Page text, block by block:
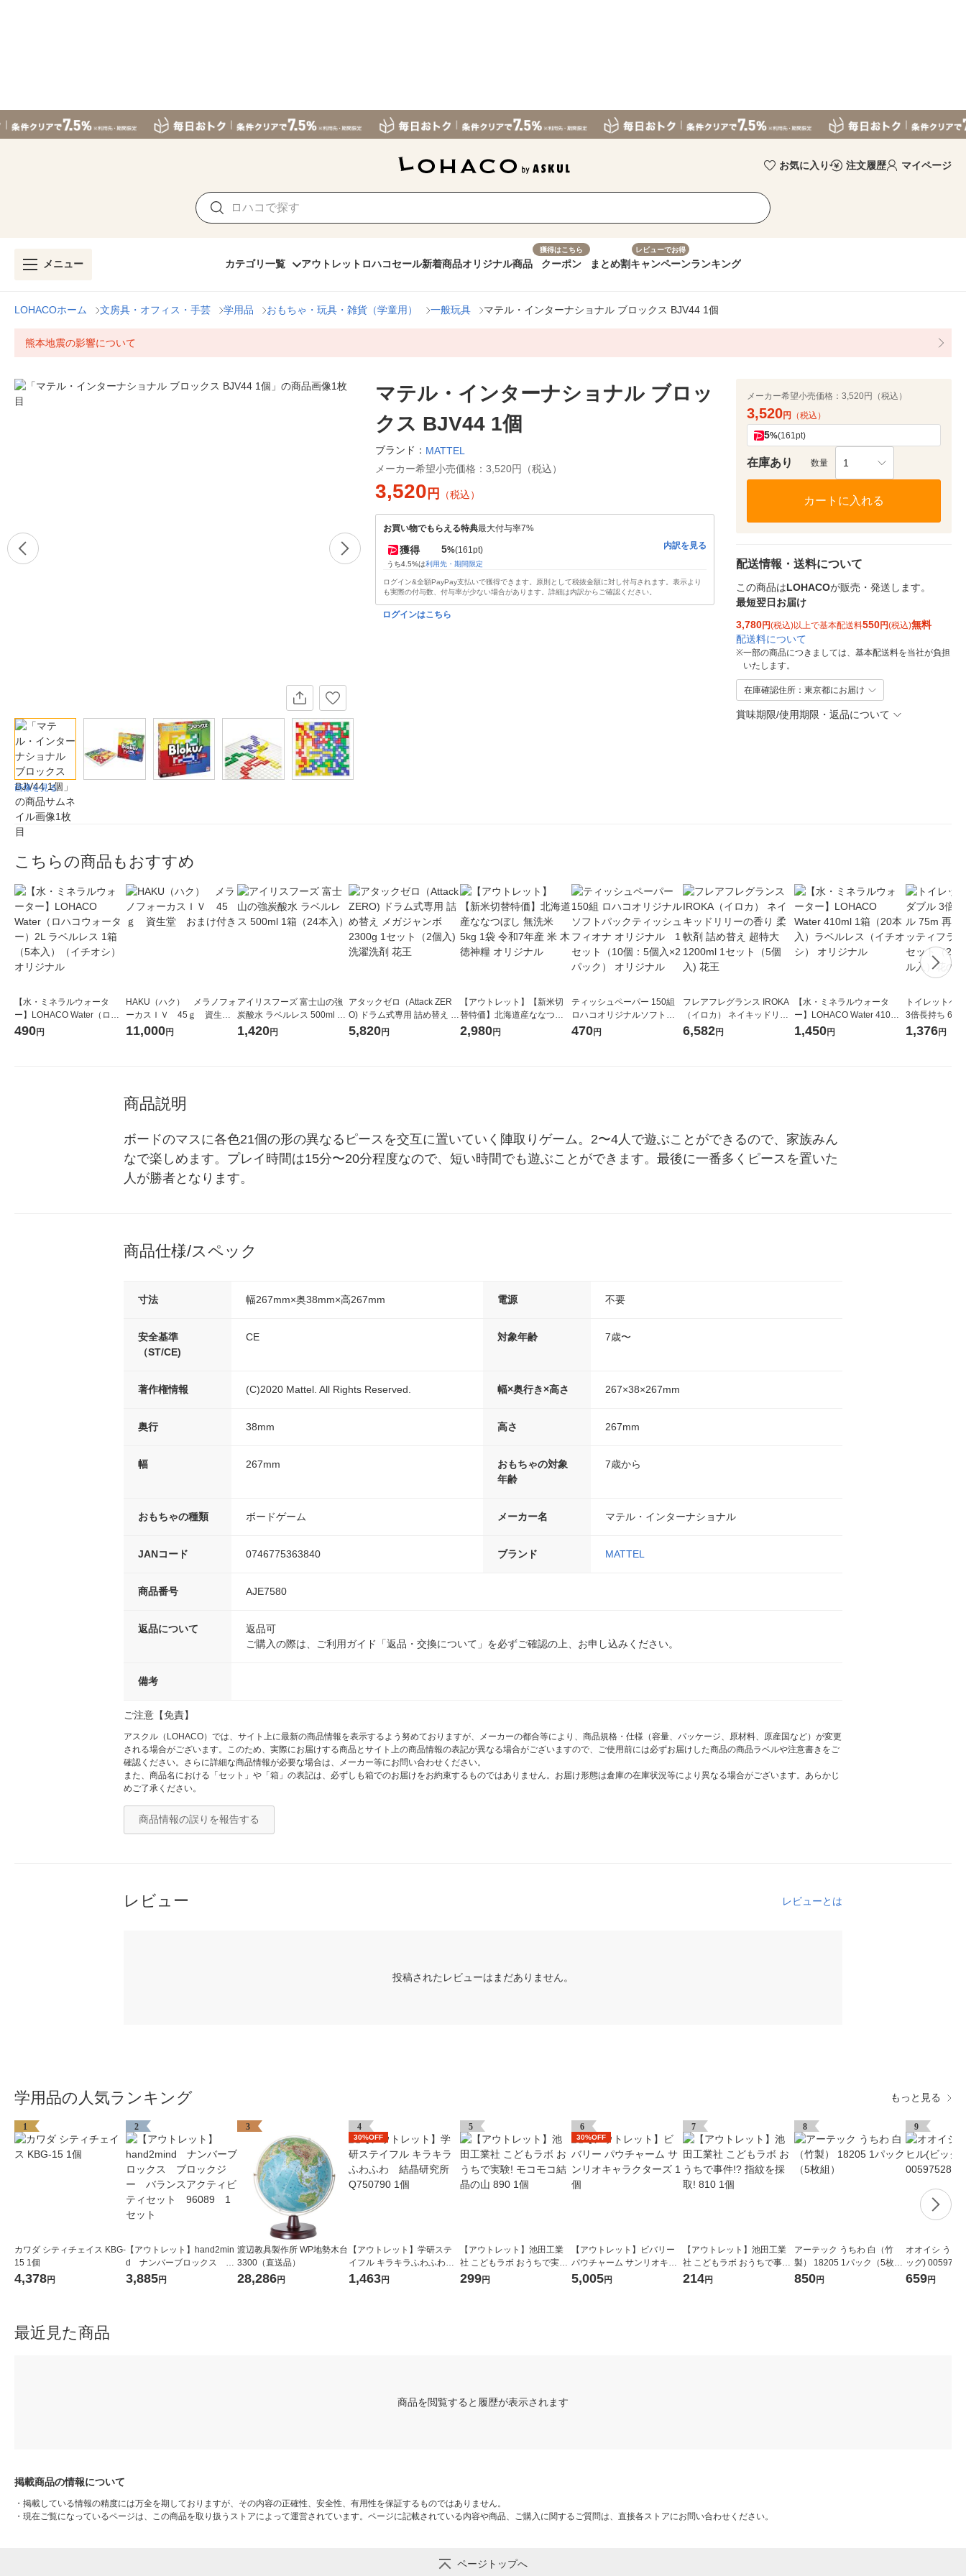
お気に入り 注文履歴 マイページ
メニュー カテゴリ一覧 アウトレット ロハコセール新着商品オリジナル商品
獲得はこちら
クーポン まとめ割
レビューでお得
キャンペーンランキング
LOHACOホーム 文房具・オフィス・手芸 学用品 おもちゃ・玩具・雑貨（学童用） 一般玩具 マテル・インターナショナル ブロックス BJV44 1個
熊本地震の影響について
画像を見る
マテル・インターナショナル ブロッ
クス BJV44 1個
ブランド： MATTEL
メーカー希望小売価格： 3,520円（税込）
3,520 円 （税込）
お買い物でもらえる特典最大付与率7%
獲得 5%(161pt)
うち4.5%は利用先・期間限定
内訳を見る
ログイン&全額PayPay支払いで獲得できます。原則として税抜金額に対し付与されます。表示より
も実際の付与数、付与率が少ない場合があります。詳細は内訳からご確認ください。
ログインはこちら
メーカー希望小売価格： 3,520円（税込）
3,520円 （税込）
5%(161pt)
在庫あり 数量 1
カートに入れる
配送情報・送料について
この商品はLOHACOが販売・発送します。
最短翌日お届け
3,780円(税込)以上で基本配送料550円(税込)無料
配送料について
※一部の商品につきましては、基本配送料を当社が負担
いたします。
在庫確認住所：東京都にお届け
賞味期限/使用期限・返品について
こちらの商品もおすすめ
【水・ミネラルウォータ
ー】LOHACO Water（ロハ
コウォーター）2L ラベルレ
490円
HAKU（ハク） メラノフォ
ーカスＩＶ 45ｇ 資生
堂 おまけ付き
11,000円
アイリスフーズ 富士山の強
炭酸水 ラベルレス 500ml 1
箱（24本入）
1,420円
アタックゼロ（Attack ZER
O) ドラム式専用 詰め替え メ
ガジャンボ 2300g 1セット
5,820円
【アウトレット】【新米切
替特価】北海道産ななつぼ
し 無洗米 5kg 1袋 令和7年産
2,980円
ティッシュペーパー 150組
ロハコオリジナルソフトパ
ックティッシュ フィオナ オ
470円
フレアフレグランス IROKA
（イロカ） ネイキッドリリ
ーの香り 柔軟剤 詰め替え 超
6,582円
【水・ミネラルウォータ
ー】LOHACO Water 410ml
1箱（20本入）ラベルレス
1,450円
トイレットペ
3倍長持ち 6ロール
紙配合 スコッ
1,376円
商品説明
ボードのマスに各色21個の形の異なるピースを交互に置いていく陣取りゲーム。2〜4人で遊ぶことができるので、家族みん
なで楽しめます。プレイ時間は15分〜20分程度なので、短い時間でも遊ぶことができます。最後に一番多くピースを置いた
人が勝者となります。
商品仕様/スペック
寸法 幅267mm×奥38mm×高267mm 電源 不要
安全基準
（ST/CE)
CE 対象年齢 7歳〜
著作権情報 (C)2020 Mattel. All Rights Reserved. 幅×奥行き×高さ 267×38×267mm
奥行 38mm 高さ 267mm
幅 267mm
おもちゃの対象
年齢
7歳から
おもちゃの種類 ボードゲーム メーカー名 マテル・インターナショナル
JANコード 0746775363840 ブランド MATTEL
商品番号 AJE7580
返品について
返品可
ご購入の際は、ご利用ガイド「返品・交換について」を必ずご確認の上、お申し込みください。
備考
ご注意【免責】
アスクル（LOHACO）では、サイト上に最新の商品情報を表示するよう努めておりますが、メーカーの都合等により、商品規格・仕様（容量、パッケージ、原材料、原産国など）が変更
される場合がございます。このため、実際にお届けする商品とサイト上の商品情報の表記が異なる場合がございますので、ご使用前には必ずお届けした商品の商品ラベルや注意書きをご
確認ください。さらに詳細な商品情報が必要な場合は、メーカー等にお問い合わせください。
また、商品名における「セット」や「箱」の表記は、必ずしも箱でのお届けをお約束するものではありません。お届け形態は倉庫の在庫状況等により異なる場合がございます。あらかじ
めご了承ください。
商品情報の誤りを報告する
レビュー レビューとは
投稿されたレビューはまだありません。
学用品の人気ランキング もっと見る
1
カワダ シティチェイス KBG-
15 1個
4,378円
2
【アウトレット】hand2min
d ナンバーブロックス ブ
ロックジー バランスアク
3,885円
3
渡辺教具製作所 WP地勢木台
3300（直送品）
28,286円
4
30%OFF
【アウトレット】学研ステ
イフル キラキラふわふわ
結晶研究所 Q750790 1個
1,463円
5
【アウトレット】池田工業
社 こどもラボ おうちで実験!
モコモコ結晶の山 890 1個
299円
6
30%OFF
【アウトレット】ビバリー
パウチャーム サンリオキャ
ラクターズ 1個
5,005円
7
【アウトレット】池田工業
社 こどもラボ おうちで事
件!? 指紋を採取! 810 1個
214円
8
アーテック うちわ 白（竹
製） 18205 1パック（5枚
組）
850円
9
オオイシ うき
ッグ)
659円
最近見た商品
商品を閲覧すると履歴が表示されます
掲載商品の情報について
・ 掲載している情報の精度には万全を期しておりますが、その内容の正確性、安全性、有用性を保証するものではありません。
・ 現在ご覧になっているページは、この商品を取り扱うストアによって運営されています。ページに記載されている内容や商品、ご購入に関するご質問は、直接各ストアにお問い合わせください。
ページトップへ